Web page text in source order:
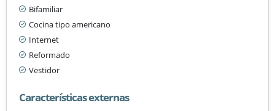
Bifamiliar
Cocina tipo americano
Internet
Reformado
Vestidor
Características externas